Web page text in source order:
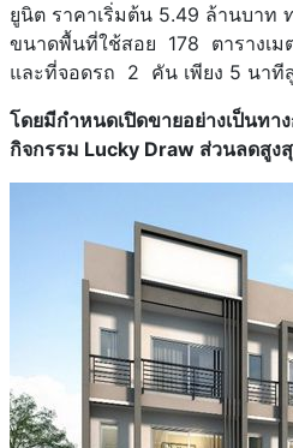
ยูนิต ราคาเริ่มต้น 5.49 ล้านบาท
ขนาดพื้นที่ใช้สอย 178 ตาราง
และที่จอดรถ 2 คัน เพียง 5 นาที
โดยมีกำหนดเปิดขายอย่างเป็นทา
กิจกรรม Lucky Draw ส่วนลดสูง